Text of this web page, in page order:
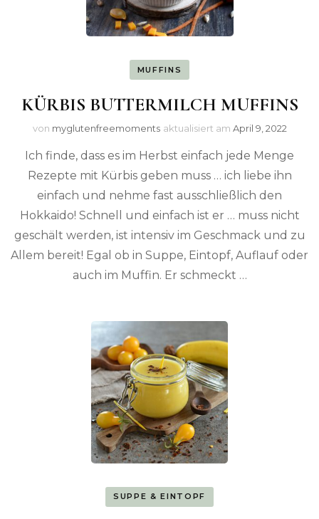
MUFFINS
KÜRBIS BUTTERMILCH MUFFINS
von myglutenfreemoments aktualisiert am April 9, 2022
Ich finde, dass es im Herbst einfach jede Menge
Rezepte mit Kürbis geben muss … ich liebe ihn
einfach und nehme fast ausschließlich den
Hokkaido! Schnell und einfach ist er … muss nicht
geschält werden, ist intensiv im Geschmack und zu
Allem bereit! Egal ob in Suppe, Eintopf, Auflauf oder
auch im Muffin. Er schmeckt …
SUPPE & EINTOPF